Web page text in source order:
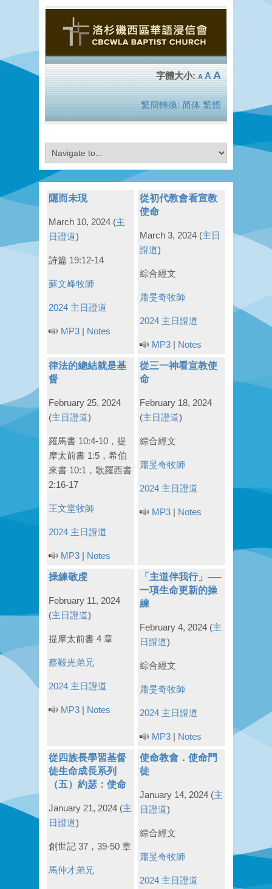
A A A
繁簡轉換: 简体 繁體
隱而未現
March 10, 2024 (主
日證道)
詩篇 19:12-14
蘇文峰牧師
2024 主日證道
MP3 | Notes
從初代教會看宣教
使命
March 3, 2024 (主日
證道)
綜合經文
蕭旻奇牧師
2024 主日證道
MP3 | Notes
律法的總結就是基
督
February 25, 2024
(主日證道)
羅馬書 10:4-10，提
摩太前書 1:5，希伯
來書 10:1，歌羅西書
2:16-17
王文堂牧師
2024 主日證道
MP3 | Notes
從三一神看宣教使
命
February 18, 2024
(主日證道)
綜合經文
蕭旻奇牧師
2024 主日證道
MP3 | Notes
操練敬虔
February 11, 2024
(主日證道)
提摩太前書 4 章
蔡毅光弟兄
2024 主日證道
MP3 | Notes
「主道伴我行」──
一項生命更新的操
練
February 4, 2024 (主
日證道)
綜合經文
蕭旻奇牧師
2024 主日證道
MP3 | Notes
從四族長學習基督
徒生命成長系列
（五）約瑟：使命
January 21, 2024 (主
日證道)
創世記 37，39-50 章
馬仲才弟兄
使命教會．使命門
徒
January 14, 2024 (主
日證道)
綜合經文
蕭旻奇牧師
2024 主日證道